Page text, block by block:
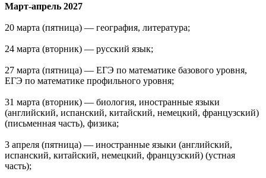
Март-апрель 2027
20 марта (пятница) — география, литература;
24 марта (вторник) — русский язык;
27 марта (пятница) — ЕГЭ по математике базового уровня,
ЕГЭ по математике профильного уровня;
31 марта (вторник) — биология, иностранные языки
(английский, испанский, китайский, немецкий, французский)
(письменная часть), физика;
3 апреля (пятница) — иностранные языки (английский,
испанский, китайский, немецкий, французский) (устная
часть);